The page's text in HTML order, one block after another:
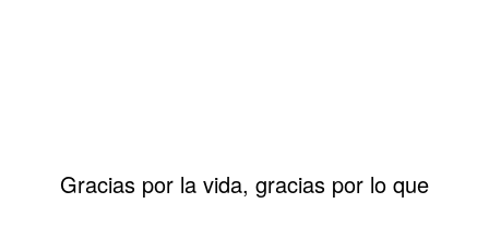
Gracias por la vida, gracias por lo que